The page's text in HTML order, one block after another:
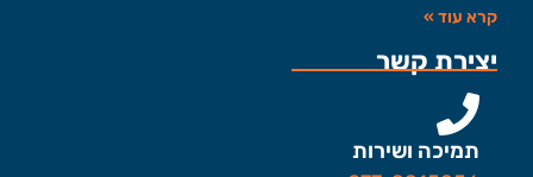
קרא עוד »
יצירת קשר
תמיכה ושירות